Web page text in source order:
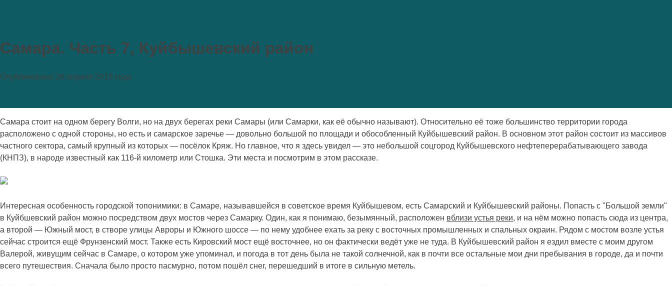
Самара. Часть 7, Куйбышевский район
Опубликовано 26 апреля 2018 года
Самара стоит на одном берегу Волги, но на двух берегах реки Самары (или Самарки, как её обычно называют). Относительно её тоже большинство территории города
расположено с одной стороны, но есть и самарское заречье — довольно большой по площади и обособленный Куйбышевский район. В основном этот район состоит из массивов
частного сектора, самый крупный из которых — посёлок Кряж. Но главное, что я здесь увидел — это небольшой соцгород Куйбышевского нефтеперерабатывающего завода
(КНПЗ), в народе известный как 116-й километр или Стошка. Эти места и посмотрим в этом рассказе.
Интересная особенность городской топонимики: в Самаре, называвшейся в советское время Куйбышевом, есть Самарский и Куйбышевский районы. Попасть с "Большой земли"
в Куйбшевский район можно посредством двух мостов через Самарку. Один, как я понимаю, безымянный, расположен вблизи устья реки, и на нём можно попасть сюда из центра,
а второй — Южный мост, в створе улицы Авроры и Южного шоссе — по нему удобнее ехать за реку с восточных промышленных и спальных окраин. Рядом с мостом возле устья
сейчас строится ещё Фрунзенский мост. Также есть Кировский мост ещё восточнее, но он фактически ведёт уже не туда. В Куйбышевский район я ездил вместе с моим другом
Валерой, живущим сейчас в Самаре, о котором уже упоминал, и погода в тот день была не такой солнечной, как в почти все остальные мои дни пребывания в городе, да и почти
всего путешествия. Сначала было просто пасмурно, потом пошёл снег, перешедший в итоге в сильную метель.